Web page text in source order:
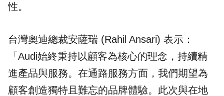
性。
台灣奧迪總裁安薩瑞 (Rahil Ansari) 表示：
「Audi始終秉持以顧客為核心的理念，持續精
進產品與服務。在通路服務方面，我們期望為
顧客創造獨特且難忘的品牌體驗。此次與在地